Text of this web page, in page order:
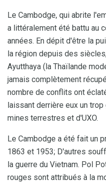
Le Cambodge, qui abrite
a littéralement été battu au
années. En dépit d'être la
la région depuis des
Ayutthaya (la Thaïlande
jamais complètement
nombre de conflits ont
laissant derrière eux un
mines terrestres et d'UXO.
Le Cambodge a été fait un
1863 et 1953; D'autres
la guerre du Vietnam. Pol
rouges sont attribués à la